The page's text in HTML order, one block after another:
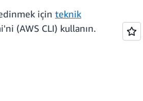
için teknik
(AWS CLI) kullanın.